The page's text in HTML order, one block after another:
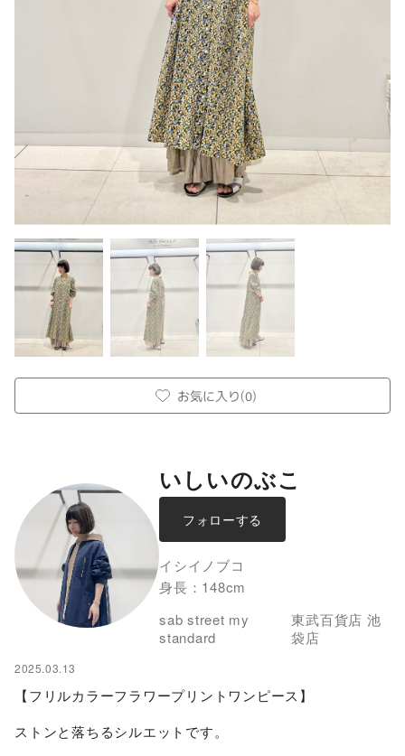
お気に入り(0)
いしいのぶこ
フォローする
イシイノブコ
身長： 148cm
sab street my
standard
東武百貨店 池
袋店
2025.03.13
【フリルカラーフラワープリントワンピース】
ストンと落ちるシルエットです。